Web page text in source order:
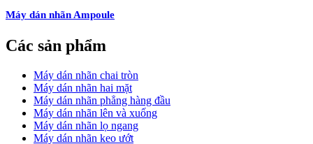
Máy dán nhãn Ampoule
Các sản phẩm
Máy dán nhãn chai tròn
Máy dán nhãn hai mặt
Máy dán nhãn phẳng hàng đầu
Máy dán nhãn lên và xuống
Máy dán nhãn lọ ngang
Máy dán nhãn keo ướt